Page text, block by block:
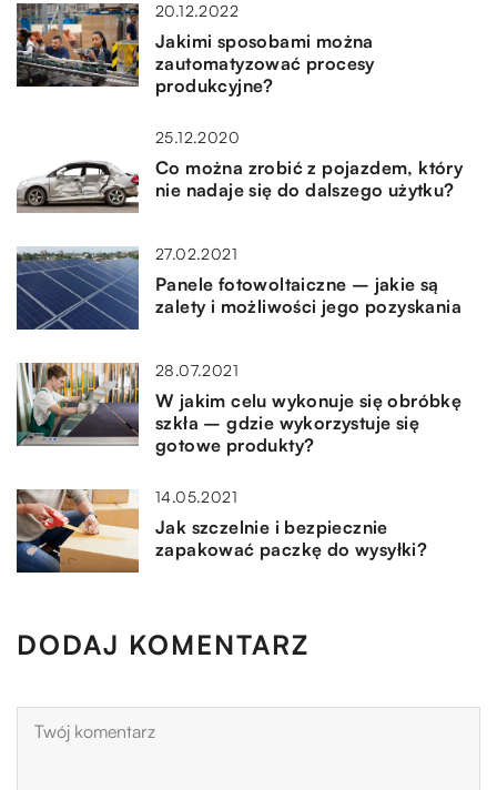
20.12.2022
Jakimi sposobami można
zautomatyzować procesy
produkcyjne?
25.12.2020
Co można zrobić z pojazdem, który
nie nadaje się do dalszego użytku?
27.02.2021
Panele fotowoltaiczne – jakie są
zalety i możliwości jego pozyskania
28.07.2021
W jakim celu wykonuje się obróbkę
szkła – gdzie wykorzystuje się
gotowe produkty?
14.05.2021
Jak szczelnie i bezpiecznie
zapakować paczkę do wysyłki?
DODAJ KOMENTARZ